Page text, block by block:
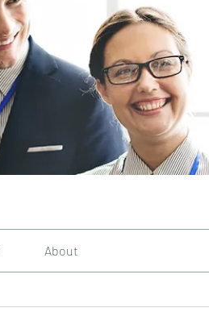
About